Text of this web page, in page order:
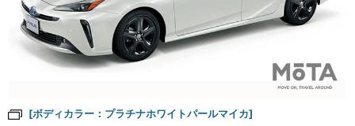
[ボディカラー：プラチナホワイトパールマイカ]